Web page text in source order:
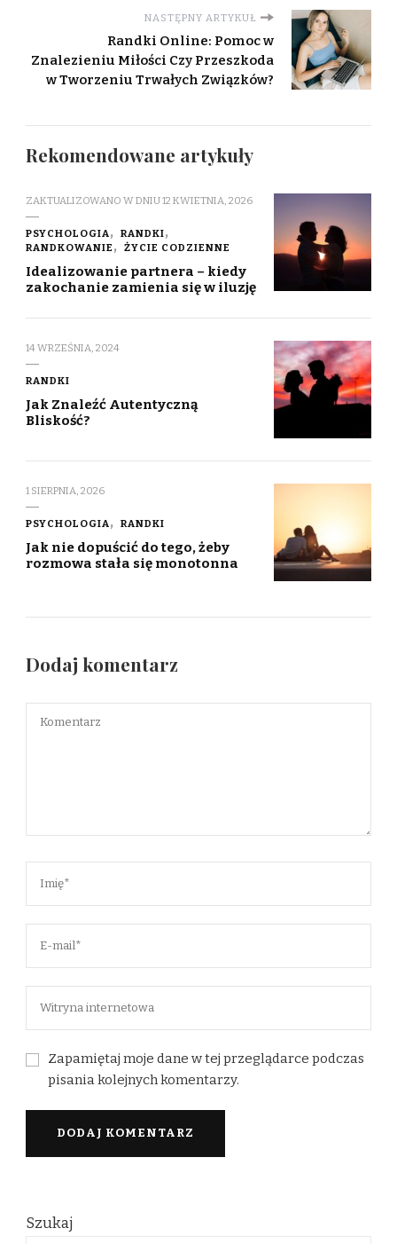
NASTĘPNY ARTYKUŁ
Randki Online: Pomoc w
Znalezieniu Miłości Czy Przeszkoda
w Tworzeniu Trwałych Związków?
Rekomendowane artykuły
ZAKTUALIZOWANO W DNIU12 KWIETNIA, 2026
PSYCHOLOGIA
RANDKI
RANDKOWANIE
ŻYCIE CODZIENNE
Idealizowanie partnera – kiedy
zakochanie zamienia się w iluzję
14 WRZEŚNIA, 2024
RANDKI
Jak Znaleźć Autentyczną
Bliskość?
1 SIERPNIA, 2026
PSYCHOLOGIA RANDKI
Jak nie dopuścić do tego, żeby
rozmowa stała się monotonna
Dodaj komentarz
Zapamiętaj moje dane w tej przeglądarce podczas
pisania kolejnych komentarzy.
Szukaj